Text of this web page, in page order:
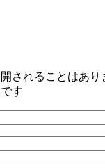
されることはあり
す